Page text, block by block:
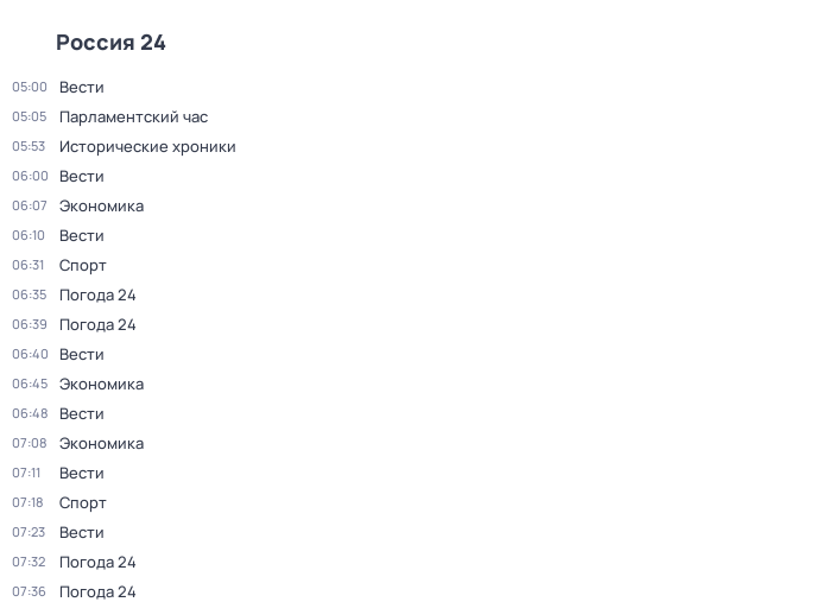
Россия 24
05:00 Вести
05:05 Парламентский час
05:53 Исторические хроники
06:00 Вести
06:07 Экономика
06:10 Вести
06:31 Спорт
06:35 Погода 24
06:39 Погода 24
06:40 Вести
06:45 Экономика
06:48 Вести
07:08 Экономика
07:11 Вести
07:18 Спорт
07:23 Вести
07:32 Погода 24
07:36 Погода 24